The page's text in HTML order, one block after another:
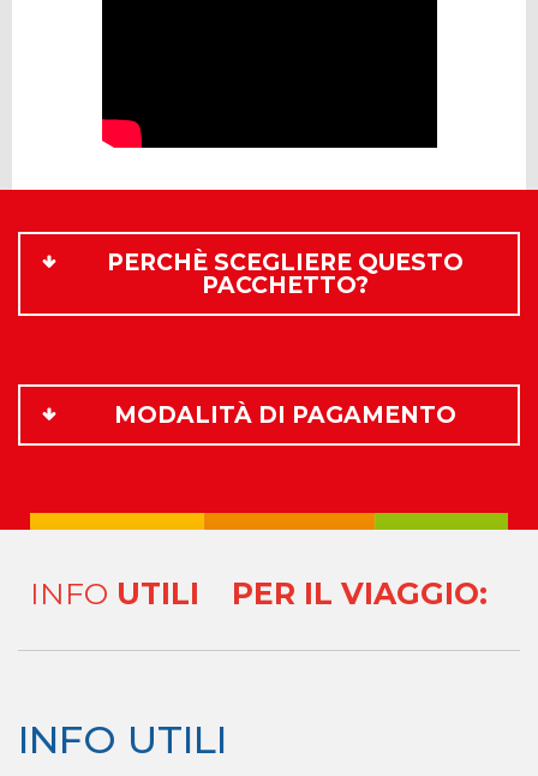
PERCHÈ SCEGLIERE QUESTO
PACCHETTO?
MODALITÀ DI PAGAMENTO
INFO UTILI PER IL VIAGGIO:
INFO UTILI